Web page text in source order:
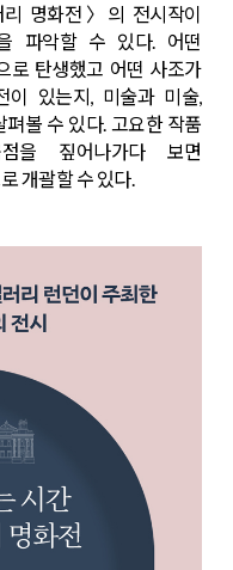
명화전〉의 전시작이
파악할 수 있다. 어떤
로 탄생했고 어떤 사조가
이 있는지, 미술과 미술,
볼 수 있다. 고요한 작품
을 짚어나가다 보면
개괄할 수 있다.